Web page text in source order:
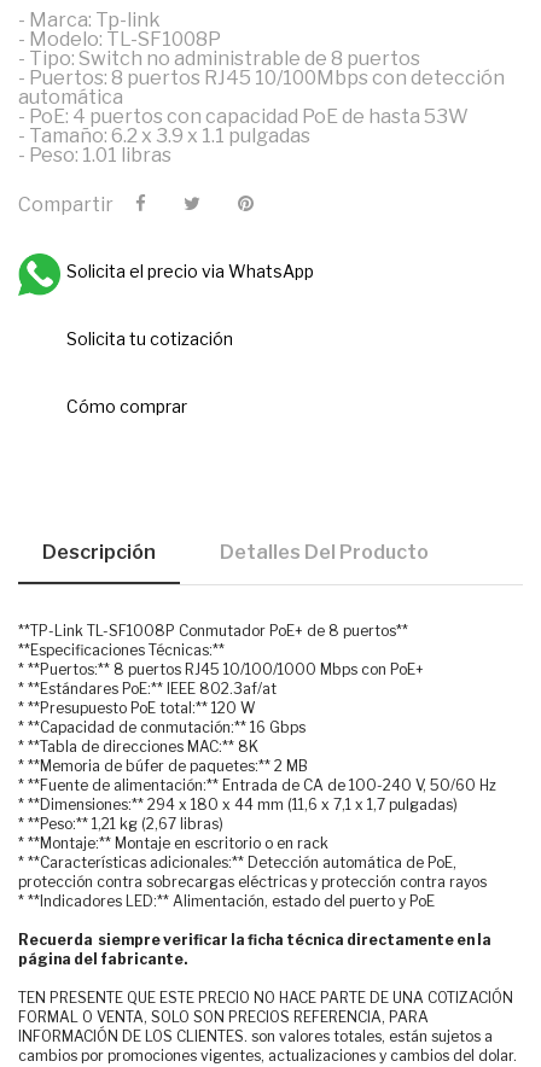
- Marca: Tp-link
- Modelo: TL-SF1008P
- Tipo: Switch no administrable de 8 puertos
- Puertos: 8 puertos RJ45 10/100Mbps con detección
automática
- PoE: 4 puertos con capacidad PoE de hasta 53W
- Tamaño: 6.2 x 3.9 x 1.1 pulgadas
- Peso: 1.01 libras
Compartir
Solicita el precio via WhatsApp
Solicita tu cotización
Cómo comprar
Descripción Detalles Del Producto
**TP-Link TL-SF1008P Conmutador PoE+ de 8 puertos**
**Especificaciones Técnicas:**
* **Puertos:** 8 puertos RJ45 10/100/1000 Mbps con PoE+
* **Estándares PoE:** IEEE 802.3af/at
* **Presupuesto PoE total:** 120 W
* **Capacidad de conmutación:** 16 Gbps
* **Tabla de direcciones MAC:** 8K
* **Memoria de búfer de paquetes:** 2 MB
* **Fuente de alimentación:** Entrada de CA de 100-240 V, 50/60 Hz
* **Dimensiones:** 294 x 180 x 44 mm (11,6 x 7,1 x 1,7 pulgadas)
* **Peso:** 1,21 kg (2,67 libras)
* **Montaje:** Montaje en escritorio o en rack
* **Características adicionales:** Detección automática de PoE,
protección contra sobrecargas eléctricas y protección contra rayos
* **Indicadores LED:** Alimentación, estado del puerto y PoE
Recuerda siempre verificar la ficha técnica directamente en la
página del fabricante.
TEN PRESENTE QUE ESTE PRECIO NO HACE PARTE DE UNA COTIZACIÓN
FORMAL O VENTA, SOLO SON PRECIOS REFERENCIA, PARA
INFORMACIÓN DE LOS CLIENTES. son valores totales, están sujetos a
cambios por promociones vigentes, actualizaciones y cambios del dolar.